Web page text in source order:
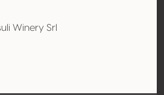
Winery Srl